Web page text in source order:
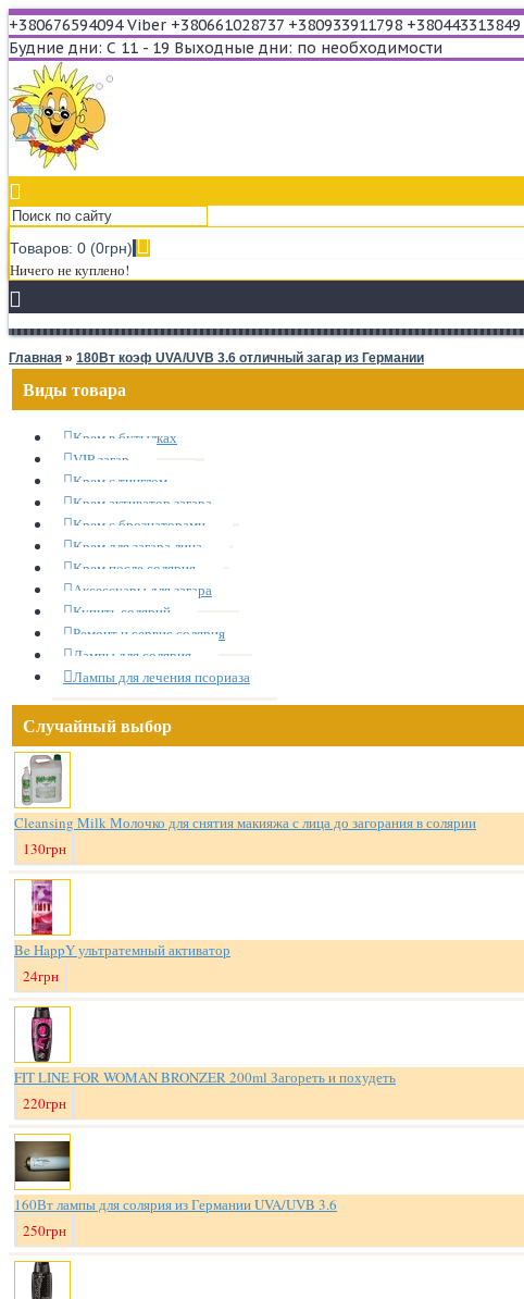
+380676594094 Viber +380661028737 +380933911798 +380443313849
Будние дни: С 11 - 19 Выходные дни: по необходимости
Товаров: 0 (0грн)
Ничего не куплено!
Главная » 180Вт коэф UVA/UVB 3.6 отличный загар из Германии
Виды товара
Крем в бутылках
VIP загар
Крем с тинглом
Крем активатор загара
Крем с брознаторами
Крем для загара лица
Крем после солярия
Аксессуары для загара
Купить солярий
Ремонт и сервис солярия
Лампы для солярия
Лампы для лечения псориаза
Случайный выбор
Cleansing Milk Молочко для снятия макияжа с лица до загорания в солярии
130грн
Be HappY ультратемный активатор
24грн
FIT LINE FOR WOMAN BRONZER 200ml Загореть и похудеть
220грн
160Вт лампы для солярия из Германии UVA/UVB 3.6
250грн